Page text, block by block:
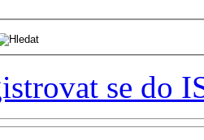
se do